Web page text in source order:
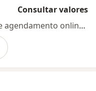
Consultar valores
Esse especialista não oferece agendamento online para esse endereço.